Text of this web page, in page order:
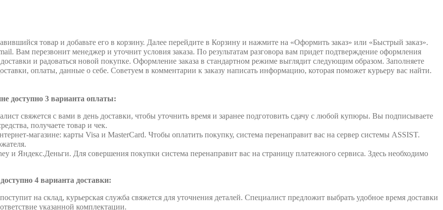
товар и добавьте его в корзину. Далее перейдите в Корзину и нажмите на «Оформить заказ» или «Быстрый заказ».
Вам перезвонит менеджер и уточнит условия заказа. По результатам разговора вам придет подтверждение оформления
и радоваться новой покупке. Оформление заказа в стандартном режиме выглядит следующим образом. Заполняете
оплаты, данные о себе. Советуем в комментарии к заказу написать информацию, которая поможет курьеру вас найти.
доступно 3 варианта оплаты:
свяжется с вами в день доставки, чтобы уточнить время и заранее подготовить сдачу с любой купюры. Вы подписываете
получаете товар и чек.
магазине: карты Visa и MasterCard. Чтобы оплатить покупку, система перенаправит вас на сервер системы ASSIST.
и Яндекс.Деньги. Для совершения покупки система перенаправит вас на страницу платежного сервиса. Здесь необходимо
4 варианта доставки:
на склад, курьерская служба свяжется для уточнения деталей. Специалист предложит выбрать удобное время доставки
указанной комплектации.